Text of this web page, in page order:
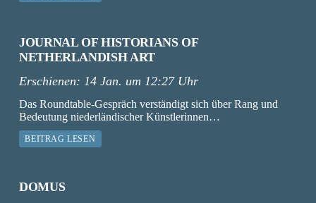
JOURNAL OF HISTORIANS OF
NETHERLANDISH ART
Erschienen: 14 Jan. um 12:27 Uhr
Das Roundtable-Gespräch verständigt sich über Rang und
Bedeutung niederländischer Künstlerinnen…
BEITRAG LESEN
DOMUS